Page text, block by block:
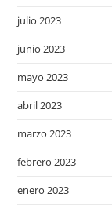
julio 2023
junio 2023
mayo 2023
abril 2023
marzo 2023
febrero 2023
enero 2023